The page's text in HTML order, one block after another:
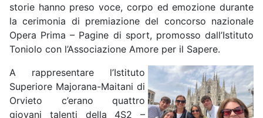
storie hanno preso voce, corpo ed emozione durante
la cerimonia di premiazione del concorso nazionale
Opera Prima – Pagine di sport, promosso dall’Istituto
Toniolo con l’Associazione Amore per il Sapere.
A rappresentare l’Istituto
Superiore Majorana-Maitani di
Orvieto c’erano quattro
giovani talenti della 4S2 –